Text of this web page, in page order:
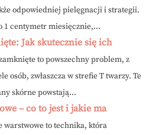
odpowiedniej pielęgnacji i strategii.
1 centymetr miesięcznie,...
Jak skutecznie się ich
to powszechny problem, z
osób, zwłaszcza w strefie T twarzy. Te
skórne powstają...
– co to jest i jakie ma
warstwowe to technika, która